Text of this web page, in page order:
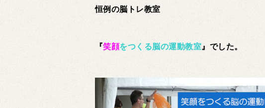
恒例の脳トレ教室
『笑顔をつくる脳の運動教室』でした。